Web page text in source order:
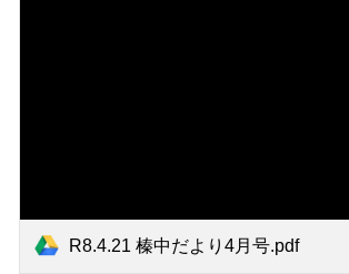
R8.4.21 榛中だより4月号.pdf